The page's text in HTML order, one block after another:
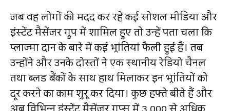
जब वह लोगों की मदद कर रहे कई सोशल मीडिया और
इंस्टेंट मैसेंजर ग्रुप में शामिल हुए तो उन्हें पता चला कि
प्लाज्मा दान के बारे में कई भ्रांतियां फैली हुई हैं। तब
उन्होंने और उनके दोस्तों ने एक स्थानीय रेडियो चैनल
तथा ब्लड बैंकों के साथ हाथ मिलाकर इन भ्रांतियों को
दूर करने का काम शुरू कर दिया। कुछ हफ्ते बीते हैं और
अब विभिन्न इंस्टेंट मैसेंजर ग्रुप्स में 3,000 से अधिक